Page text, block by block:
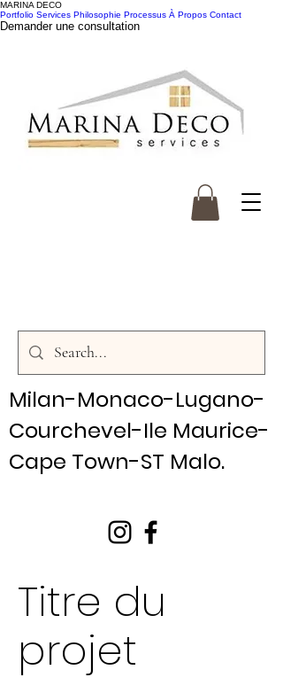
MARINA DECO
Portfolio Services Philosophie Processus À Propos Contact
Demander une consultation
Milan-Monaco-Lugano-
Courchevel-Ile Maurice-
Cape Town-ST Malo.
Titre du
projet